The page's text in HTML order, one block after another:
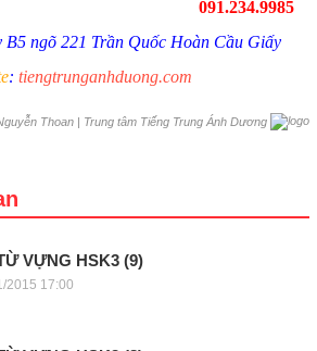
091.234.9985
B5 ngõ 221 Trần Quốc Hoàn Cầu Giấy
: tiengtrunganhduong.com
Thoan | Trung tâm Tiếng Trung Ánh Dương
VỰNG HSK3 (9)
2015 17:00